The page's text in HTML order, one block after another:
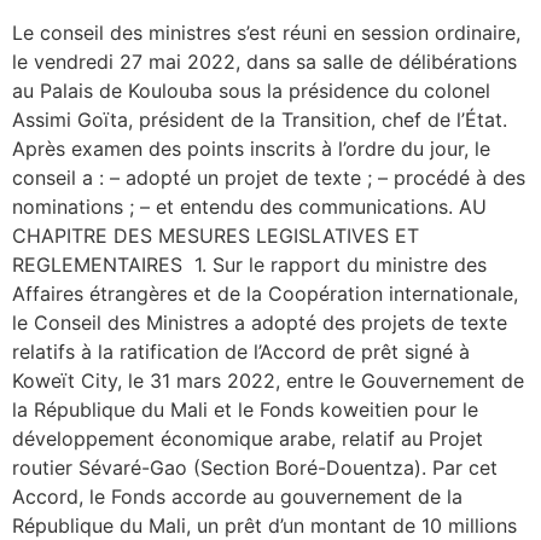
Le conseil des ministres s’est réuni en session ordinaire,
le vendredi 27 mai 2022, dans sa salle de délibérations
au Palais de Koulouba sous la présidence du colonel
Assimi Goïta, président de la Transition, chef de l’État.
Après examen des points inscrits à l’ordre du jour, le
conseil a : – adopté un projet de texte ; – procédé à des
nominations ; – et entendu des communications. AU
CHAPITRE DES MESURES LEGISLATIVES ET
REGLEMENTAIRES 1. Sur le rapport du ministre des
Affaires étrangères et de la Coopération internationale,
le Conseil des Ministres a adopté des projets de texte
relatifs à la ratification de l’Accord de prêt signé à
Koweït City, le 31 mars 2022, entre le Gouvernement de
la République du Mali et le Fonds koweitien pour le
développement économique arabe, relatif au Projet
routier Sévaré-Gao (Section Boré-Douentza). Par cet
Accord, le Fonds accorde au gouvernement de la
République du Mali, un prêt d’un montant de 10 millions